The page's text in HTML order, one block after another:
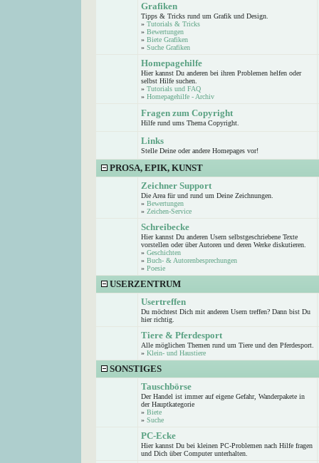
Grafiken
Tipps & Tricks rund um Grafik und Design.
» Tutorials & Tricks
» Bewertungen
» Biete Grafiken
» Suche Grafiken
Homepagehilfe
Hier kannst Du anderen bei ihren Problemen helfen oder
selbst Hilfe suchen.
» Tutorials und FAQ
» Homepagehilfe - Archiv
Fragen zum Copyright
Hilfe rund ums Thema Copyright.
Links
Stelle Deine oder andere Homepages vor!
PROSA, EPIK, KUNST
Zeichner Support
Die Area für und rund um Deine Zeichnungen.
» Bewertungen
» Zeichen-Service
Schreibecke
Hier kannst Du anderen Usern selbstgeschriebene Texte
vorstellen oder über Autoren und deren Werke diskutieren.
» Geschichten
» Buch- & Autorenbesprechungen
» Poesie
USERZENTRUM
Usertreffen
Du möchtest Dich mit anderen Usern treffen? Dann bist Du
hier richtig.
Tiere & Pferdesport
Alle möglichen Themen rund um Tiere und den Pferdesport.
» Klein- und Haustiere
SONSTIGES
Tauschbörse
Der Handel ist immer auf eigene Gefahr, Wanderpakete in
der Hauptkategorie
» Biete
» Suche
PC-Ecke
Hier kannst Du bei kleinen PC-Problemen nach Hilfe fragen
und Dich über Computer unterhalten.